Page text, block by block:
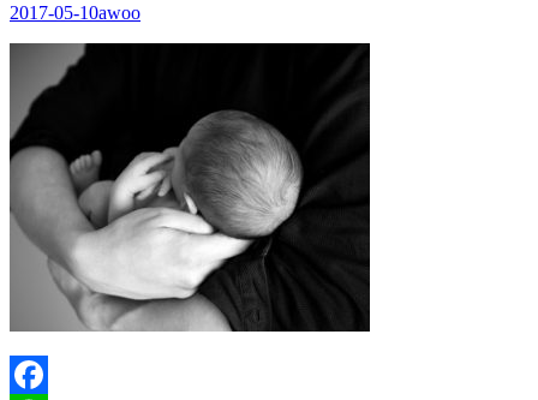
2017-05-10awoo